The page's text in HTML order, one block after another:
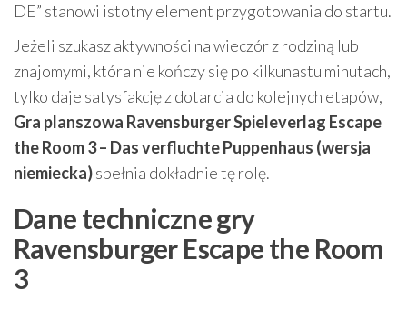
DE” stanowi istotny element przygotowania do startu.
Jeżeli szukasz aktywności na wieczór z rodziną lub
znajomymi, która nie kończy się po kilkunastu minutach,
tylko daje satysfakcję z dotarcia do kolejnych etapów,
Gra planszowa Ravensburger Spieleverlag Escape
the Room 3 – Das verfluchte Puppenhaus (wersja
niemiecka)spełnia dokładnie tę rolę.
Dane techniczne gry
Ravensburger Escape the Room
3